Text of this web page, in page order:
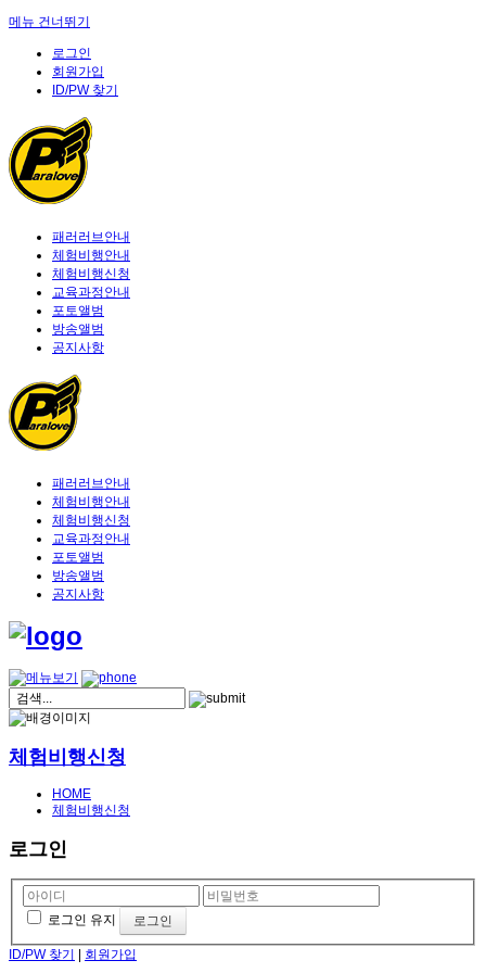
메뉴 건너뛰기
로그인
회원가입
ID/PW 찾기
패러러브안내
체험비행안내
체험비행신청
교육과정안내
포토앨범
방송앨범
공지사항
패러러브안내
체험비행안내
체험비행신청
교육과정안내
포토앨범
방송앨범
공지사항
체험비행신청
HOME
체험비행신청
로그인
로그인 유지
ID/PW 찾기 회원가입